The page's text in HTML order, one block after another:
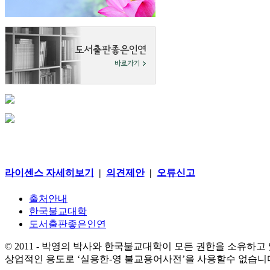
라이센스 자세히보기 | 의견제안| 오류신고
출처안내
한국불교대학
도서출판좋은인연
© 2011 - 박영의 박사와 한국불교대학이 모든 권한을 소유하고
상업적인 용도로 ‘실용한-영 불교용어사전’을 사용할수 없습니